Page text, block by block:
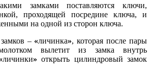
замками поставляются ключи,
проходящей посредине ключа, и
на одной из сторон ключа.
– «личинка», которая после пары
вылетит из замка внутрь
личинки» открыть цилиндровый замок